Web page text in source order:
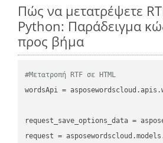
Πώς να μετατρέψετε
Python: Παράδειγμα
προς βήμα
#Μετατροπή RTF σε HTML
wordsApi =
request_save_options_data =
request